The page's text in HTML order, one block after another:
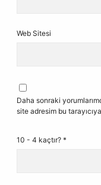
Web Sitesi
Daha sonraki
site adresim bu
10 - 4 kaçtır? *